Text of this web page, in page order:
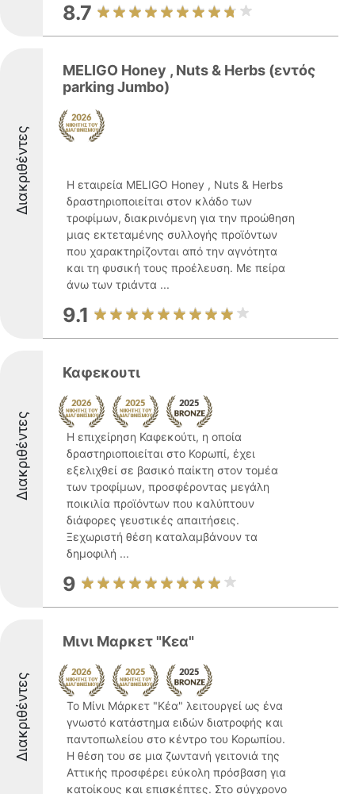
8.7
Διακριθέντες
MELIGO Honey , Nuts & Herbs (εντός
parking Jumbo)
Η εταιρεία MELIGO Honey , Nuts & Herbs
δραστηριοποιείται στον κλάδο των
τροφίμων, διακρινόμενη για την προώθηση
μιας εκτεταμένης συλλογής προϊόντων
που χαρακτηρίζονται από την αγνότητα
και τη φυσική τους προέλευση. Με πείρα
άνω των τριάντα ...
9.1
Διακριθέντες
Καφεκουτι
Η επιχείρηση Καφεκούτι, η οποία
δραστηριοποιείται στο Κορωπί, έχει
εξελιχθεί σε βασικό παίκτη στον τομέα
των τροφίμων, προσφέροντας μεγάλη
ποικιλία προϊόντων που καλύπτουν
διάφορες γευστικές απαιτήσεις.
Ξεχωριστή θέση καταλαμβάνουν τα
δημοφιλή ...
9
Διακριθέντες
Μινι Μαρκετ "Κεα"
Το Μίνι Μάρκετ "Κέα" λειτουργεί ως ένα
γνωστό κατάστημα ειδών διατροφής και
παντοπωλείου στο κέντρο του Κορωπίου.
Η θέση του σε μια ζωντανή γειτονιά της
Αττικής προσφέρει εύκολη πρόσβαση για
κατοίκους και επισκέπτες. Στο σύγχρονο